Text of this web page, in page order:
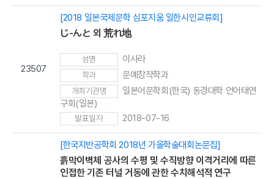
23507
[2018 일본국제문학 심포지움 일한시인교류회]
じ-んと 외 荒れ地
성명 이사라
학과 문예창작학과
개최기관명
일본어문학회(한국) 동경대학 언어태연
구회(일본)
발표일자 2018-07-16
[한국지반공학회 2018년 가을학술대회논문집]
흙막이벽체 공사의 수평 및 수직방향 이격거리에 따른
인접한 기존 터널 거동에 관한 수치해석적 연구